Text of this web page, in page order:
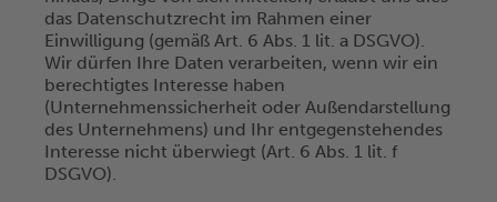
das Datenschutzrecht im Rahmen einer
Einwilligung (gemäß Art. 6 Abs. 1 lit. a DSGVO).
Wir dürfen Ihre Daten verarbeiten, wenn wir ein
berechtigtes Interesse haben
(Unternehmenssicherheit oder Außendarstellung
des Unternehmens) und Ihr entgegenstehendes
Interesse nicht überwiegt (Art. 6 Abs. 1 lit. f
DSGVO).